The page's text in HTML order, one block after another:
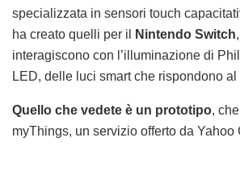
specializzata in sensori touch
ha creato quelli per il
Nintendo Switch
interagiscono con l’illuminazione di
LED, delle luci smart che rispondono al
Quello che vedete è un prototipo,
myThings, un servizio offerto da Yahoo